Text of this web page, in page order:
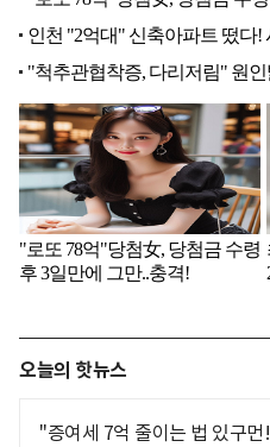
오늘의 핫뉴스
"증여세 7억 줄이는 법 있구